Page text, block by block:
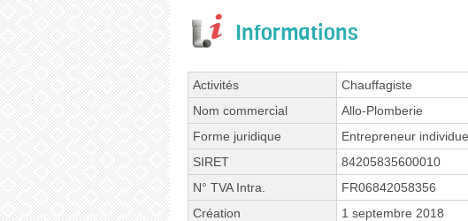
Informations
Activités
Chauffagiste
Nom commercial
Allo-Plomberie
Forme juridique
Entrepreneur
SIRET
84205835600010
N° TVA Intra.
FR06842058356
Création
1 septembre 2018